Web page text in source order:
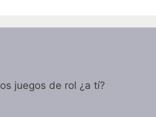
juegos de rol ¿a tí?